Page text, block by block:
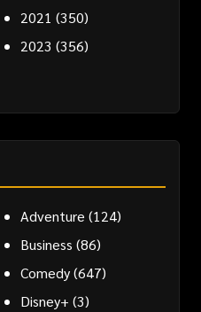
2021 (350)
2023 (356)
Adventure (124)
Business (86)
Comedy(647)
Disney+ (3)